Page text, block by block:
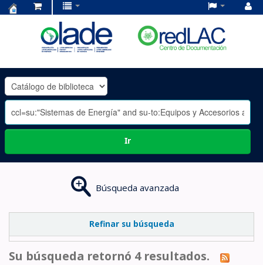
OLADE
-
Ir
Búsqueda avanzada
Refinar su búsqueda
Su búsqueda retornó 4 resultados.